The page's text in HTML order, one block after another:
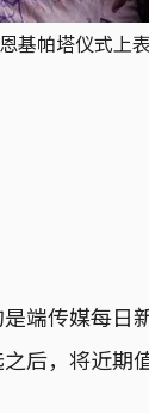
帕塔仪式
端传媒每
后，将近期